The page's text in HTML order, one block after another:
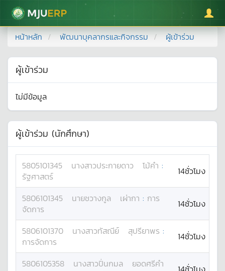
มหาวิทยาลัยแม่โจ้
หน้าหลัก พัฒนาบุคลากรและกิจกรรม ผู้เข้าร่วม
ผู้เข้าร่วม
ไม่มีข้อมูล
ผู้เข้าร่วม (นักศึกษา)
5805101345 นางสาวประกายดาว โม้คำ :
รัฐศาสตร์
14ชั่วโมง
5806101345 นายชวางกูล เผ่ากา : การ
จัดการ
14ชั่วโมง
5806101370 นางสาวทัสณีย์ สุปรียาพร :
การจัดการ
14ชั่วโมง
5806105358 นางสาวปิ่นกมล
ยอดศรีคำ